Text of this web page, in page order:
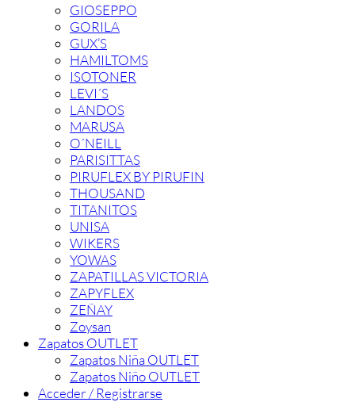
GIOSEPPO
GORILA
GUX’S
HAMILTOMS
ISOTONER
LEVI´S
LANDOS
MARUSA
O´NEILL
PARISITTAS
PIRUFLEX BY PIRUFIN
THOUSAND
TITANITOS
UNISA
WIKERS
YOWAS
ZAPATILLAS VICTORIA
ZAPYFLEX
ZEÑAY
Zoysan
Zapatos OUTLET
Zapatos Niña OUTLET
Zapatos Niño OUTLET
Acceder / Registrarse